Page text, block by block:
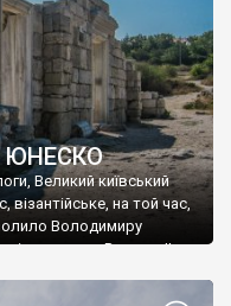
ЮНЕСКО
Великий київський
на той час,
Володимиру
імператору Василю ІІ, та
Василем-християнином.